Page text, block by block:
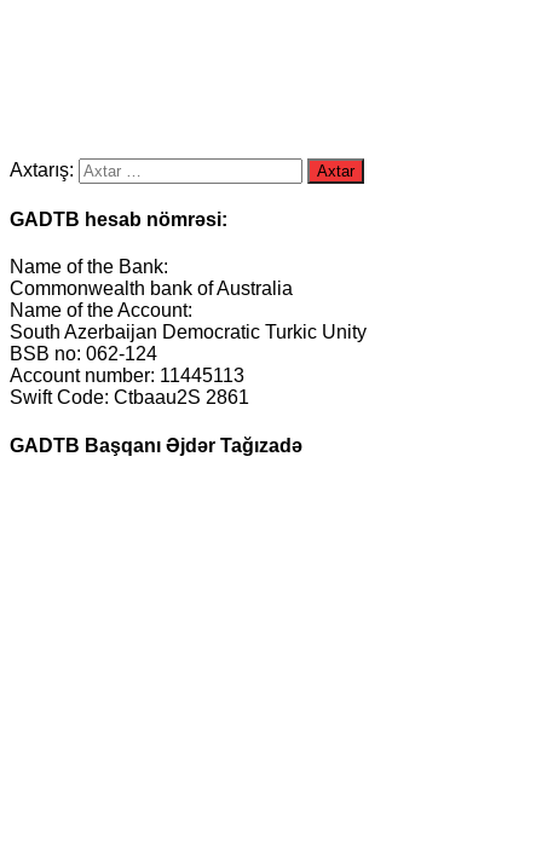
Axtarış:
GADTB hesab nömrəsi:
Name of the Bank:
Commonwealth bank of Australia
Name of the Account:
South Azerbaijan Democratic Turkic Unity
BSB no: 062-124
Account number: 11445113
Swift Code: Ctbaau2S 2861
GADTB Başqanı Əjdər Tağızadə